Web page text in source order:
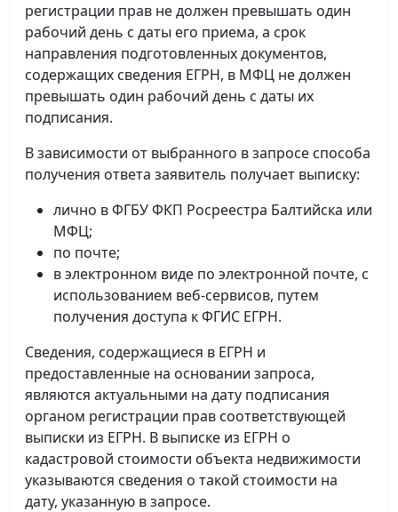
регистрации прав не должен превышать один
рабочий день с даты его приема, а срок
направления подготовленных документов,
содержащих сведения ЕГРН, в МФЦ не должен
превышать один рабочий день с даты их
подписания.
В зависимости от выбранного в запросе способа
получения ответа заявитель получает выписку:
лично в ФГБУ ФКП Росреестра Балтийска или
МФЦ;
по почте;
в электронном виде по электронной почте, с
использованием веб-сервисов, путем
получения доступа к ФГИС ЕГРН.
Сведения, содержащиеся в ЕГРН и
предоставленные на основании запроса,
являются актуальными на дату подписания
органом регистрации прав соответствующей
выписки из ЕГРН. В выписке из ЕГРН о
кадастровой стоимости объекта недвижимости
указываются сведения о такой стоимости на
дату, указанную в запросе.